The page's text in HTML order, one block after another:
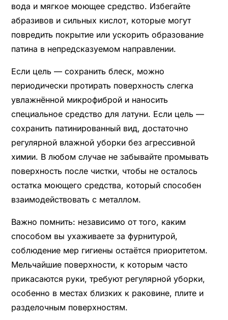
вода и мягкое моющее средство. Избегайте
абразивов и сильных кислот, которые могут
повредить покрытие или ускорить образование
патина в непредсказуемом направлении.
Если цель — сохранить блеск, можно
периодически протирать поверхность слегка
увлажнённой микрофиброй и наносить
специальное средство для латуни. Если цель —
сохранить патинированный вид, достаточно
регулярной влажной уборки без агрессивной
химии. В любом случае не забывайте промывать
поверхность после чистки, чтобы не осталось
остатка моющего средства, который способен
взаимодействовать с металлом.
Важно помнить: независимо от того, каким
способом вы ухаживаете за фурнитурой,
соблюдение мер гигиены остаётся приоритетом.
Мельчайшие поверхности, к которым часто
прикасаются руки, требуют регулярной уборки,
особенно в местах близких к раковине, плите и
разделочным поверхностям.